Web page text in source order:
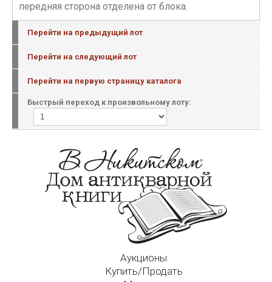
передняя сторона отделена от блока.
Перейти на предыдущий лот
Перейти на следующий лот
Перейти на первую страницу каталога
Быстрый переход к произвольному лоту:
Аукционы
Купить/Продать